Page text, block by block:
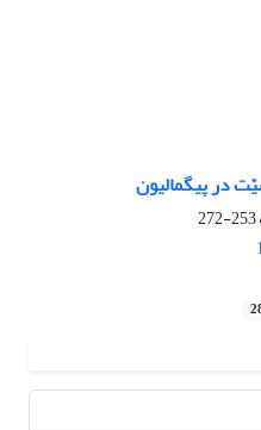
در پیگمالیون
253-272